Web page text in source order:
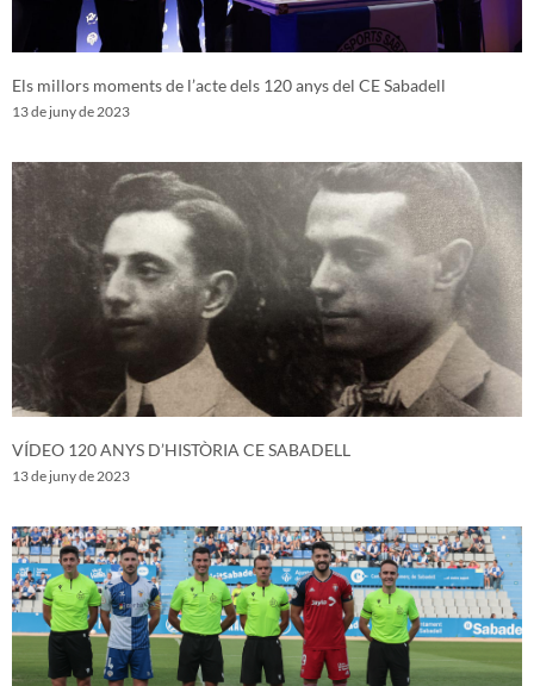
Els millors moments de l’acte dels 120 anys del CE Sabadell
13 de juny de 2023
VÍDEO 120 ANYS D’HISTÒRIA CE SABADELL
13 de juny de 2023